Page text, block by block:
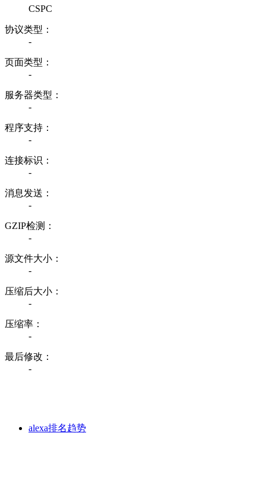
CSPC
协议类型：
-
页面类型：
-
服务器类型：
-
程序支持：
-
连接标识：
-
消息发送：
-
GZIP检测：
-
源文件大小：
-
压缩后大小：
-
压缩率：
-
最后修改：
-
alexa排名趋势